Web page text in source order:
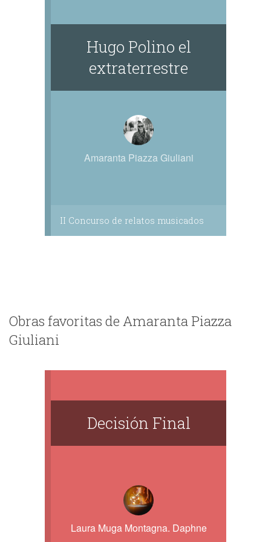
Hugo Polino el
extraterrestre
Amaranta Piazza Giuliani
II Concurso de relatos musicados
Obras favoritas de Amaranta Piazza
Giuliani
Decisión Final
Laura Muga Montagna. Daphne